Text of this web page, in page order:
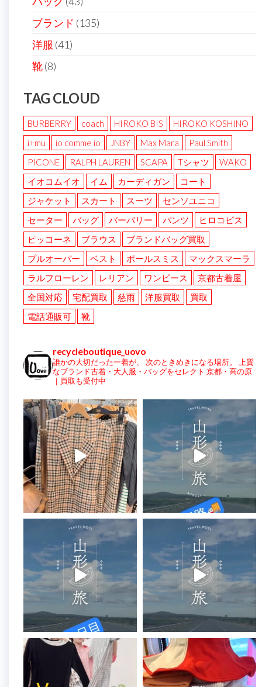
ブランド (135)
洋服 (41)
靴(8)
TAG CLOUD
BURBERRY coach HIROKO BIS
HIROKO KOSHINO
i+mu
io comme io JNBY Max Mara
Paul Smith
PICONE
RALPH LAUREN SCAPA Tシャツ
WAKO
イオコムイオ
イム カーディガン
コート
ジャケット
スカート スーツ
センソユニコ
セーター
バッグ バーバリー パンツ
ヒロコビス
ピッコーネ
ブラウス
ブランドバッグ買取
プルオーバー
ベスト ポールスミス
マックスマーラ
ラルフローレン
レリアン ワンピース
京都古着屋
全国対応
宅配買取 慈雨 洋服買取
買取
電話通販可
靴
recycleboutique_uovo
誰かの大切だった一着が、 次のときめきになる場所。
上質
なブランド古着・大人服・バッグをセレクト 京都・高の原
｜買取も受付中